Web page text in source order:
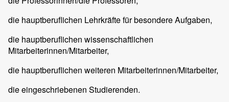
die hauptberuflichen Lehrkräfte für besondere Aufgaben,
die hauptberuflichen wissenschaftlichen
Mitarbeiterinnen/Mitarbeiter,
die hauptberuflichen weiteren Mitarbeiterinnen/Mitarbeiter,
die eingeschriebenen Studierenden.